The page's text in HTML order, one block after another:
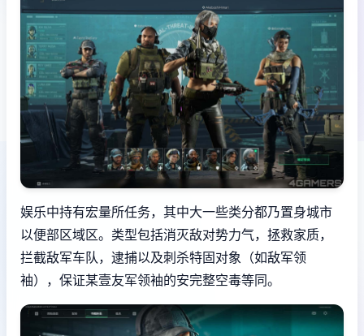
娱乐中持有宏量所任务，其中大一些类分都乃置身城市
以便部区域区。类型包括消灭敌对势力气，拯救家质，
拦截敌军车队，逮捕以及刺杀特固对象（如敌军领
袖），保证某壹友军领袖的安完整空毒等同。